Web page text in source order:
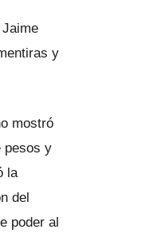
y
mostró
pesos y
la
del
poder al